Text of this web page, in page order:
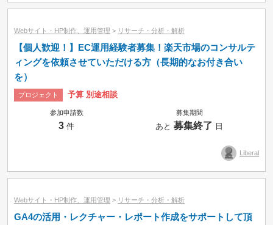
Webサイト・HP制作、運用管理 > リサーチ・分析・解析
【個人歓迎！】EC運用経験者募集！楽天市場のコンサルテ
ィングを依頼させていただける方（長期的なお付き合い
を）
プロジェクト 予算 別途相談
参加申請数
3 件
募集期間
あと募集終了 日
Liberal
Webサイト・HP制作、運用管理 > リサーチ・分析・解析
GA4の活用・レクチャー・レポート作成をサポートして頂